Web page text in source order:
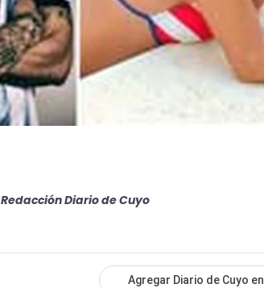
Redacción Diario de Cuyo
Agregar Diario de Cuyo en